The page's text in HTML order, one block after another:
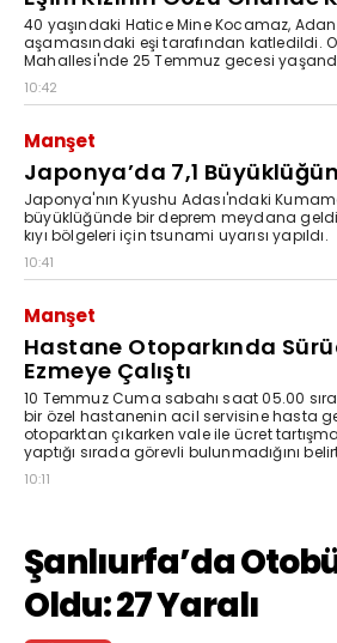
40 yaşındaki Hatice Mine Kocamaz,
aşamasındaki eşi tarafından katledildi.
Mahallesi'nde 25 Temmuz gecesi
10:42
Manşet
Japonya’da 7,1
Japonya'nın Kyushu Adası'ndaki
büyüklüğünde bir deprem meydana
kıyı bölgeleri için tsunami uyarısı yapıldı.
10:41
Manşet
Hastane Otoparkında
Ezmeye Çalıştı
10 Temmuz Cuma sabahı saat 05.00
bir özel hastanenin acil servisine hasta
otoparktan çıkarken vale ile ücret
yaptığı sırada görevli bulunmadığını
10:11